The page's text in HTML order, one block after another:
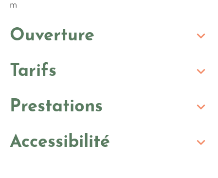
m
Ouverture
Tarifs
Prestations
Accessibilité